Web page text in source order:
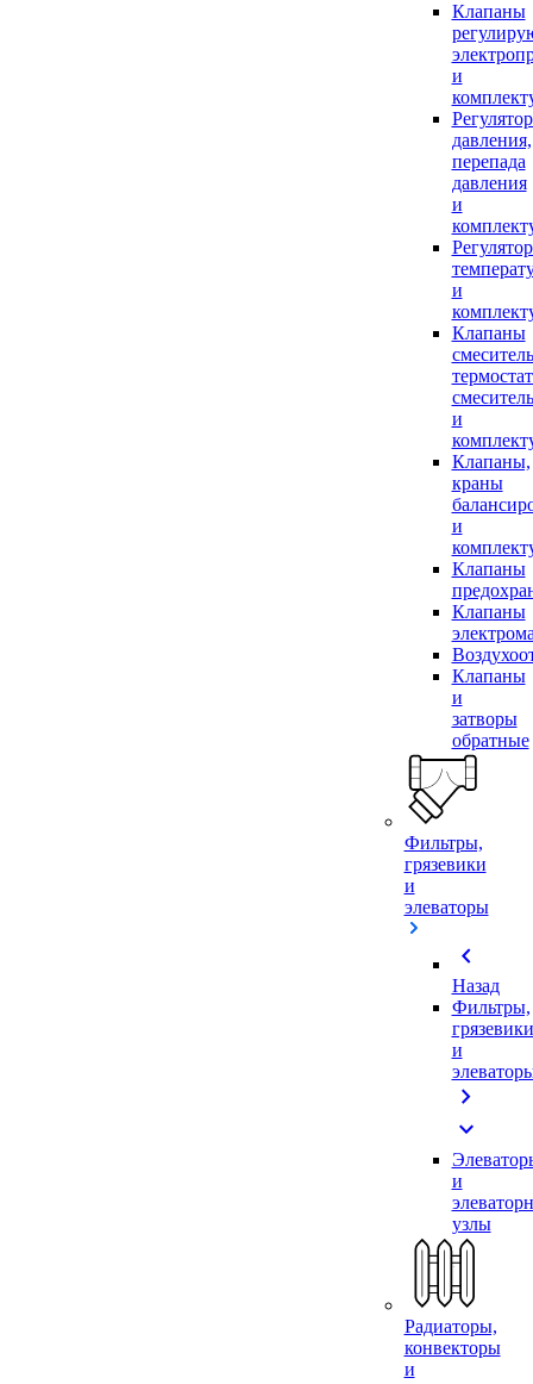
Клапаны
и
давления,
перепада
давления
и
и
Клапаны
и
Клапаны,
краны
и
Клапаны
Клапаны
Клапаны
и
затворы
обратные
Фильтры,
грязевики
и
элеваторы
chevron_left
Назад
Фильтры,
грязевики
и
chevron_right
expand_more
и
узлы
Радиаторы,
конвекторы
и